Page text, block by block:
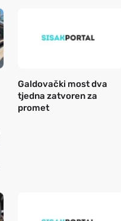
Galdovački most dva
tjedna zatvoren za
promet